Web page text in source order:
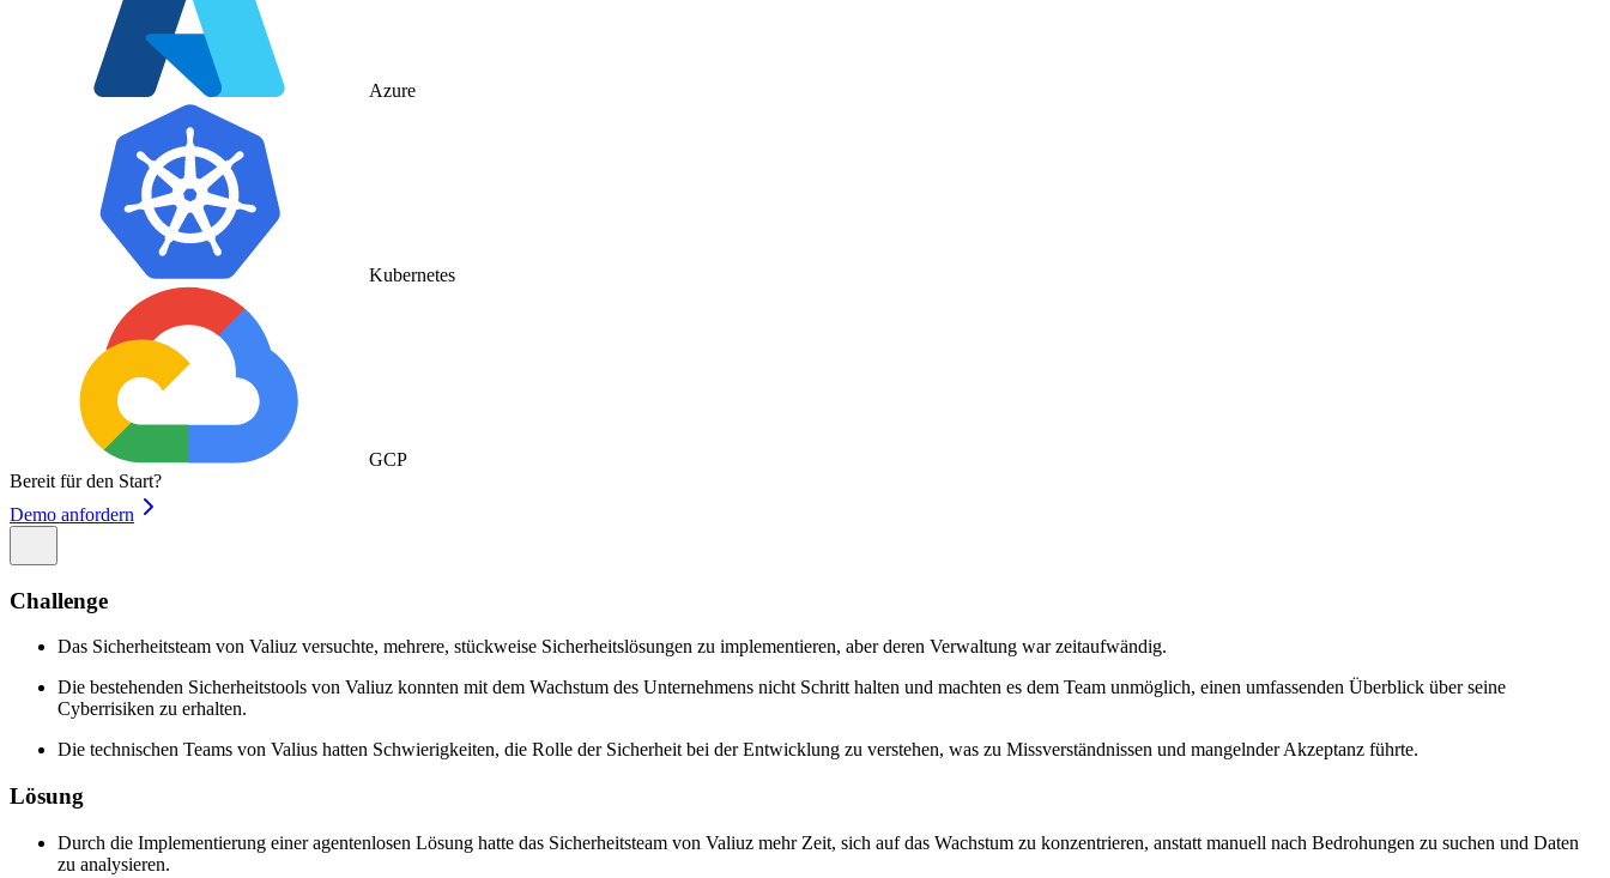
Azure
Kubernetes
GCP
Bereit für den Start?
Demo anfordern
Challenge
Das Sicherheitsteam von Valiuz versuchte, mehrere, stückweise Sicherheitslösungen zu implementieren, aber deren Verwaltung war zeitaufwändig.
Die bestehenden Sicherheitstools von Valiuz konnten mit dem Wachstum des Unternehmens nicht Schritt halten und machten es dem Team unmöglich, einen umfassenden Überblick über seine
Cyberrisiken zu erhalten.
Die technischen Teams von Valius hatten Schwierigkeiten, die Rolle der Sicherheit bei der Entwicklung zu verstehen, was zu Missverständnissen und mangelnder Akzeptanz führte.
Lösung
Durch die Implementierung einer agentenlosen Lösung hatte das Sicherheitsteam von Valiuz mehr Zeit, sich auf das Wachstum zu konzentrieren, anstatt manuell nach Bedrohungen zu suchen und Daten
zu analysieren.